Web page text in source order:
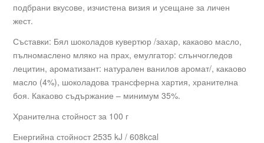
подбрани вкусове, изчистена визия и усещане за личен
жест.
Съставки: Бял шоколадов кувертюр /захар, какаово масло,
пълномаслено мляко на прах, емулгатор: слънчогледов
лецитин, ароматизант: натурален ванилов аромат/, какаово
масло (4%), шоколадова трансферна хартия, хранителна
боя. Какаово съдържание – минимум 35%.
Хранителна стойност за 100 г
Енергийна стойност 2535 kJ / 608kcal